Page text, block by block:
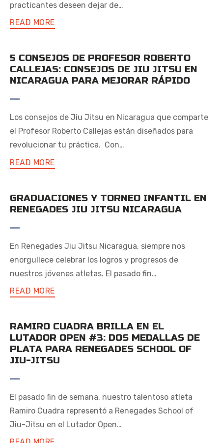
practicantes deseen dejar de…
READ MORE
5 CONSEJOS DE PROFESOR ROBERTO
CALLEJAS: CONSEJOS DE JIU JITSU EN
NICARAGUA PARA MEJORAR RÁPIDO
Los consejos de Jiu Jitsu en Nicaragua que comparte
el Profesor Roberto Callejas están diseñados para
revolucionar tu práctica. Con…
READ MORE
GRADUACIONES Y TORNEO INFANTIL EN
RENEGADES JIU JITSU NICARAGUA
En Renegades Jiu Jitsu Nicaragua, siempre nos
enorgullece celebrar los logros y progresos de
nuestros jóvenes atletas. El pasado fin…
READ MORE
RAMIRO CUADRA BRILLA EN EL
LUTADOR OPEN #3: DOS MEDALLAS DE
PLATA PARA RENEGADES SCHOOL OF
JIU-JITSU
El pasado fin de semana, nuestro talentoso atleta
Ramiro Cuadra representó a Renegades School of
Jiu-Jitsu en el Lutador Open…